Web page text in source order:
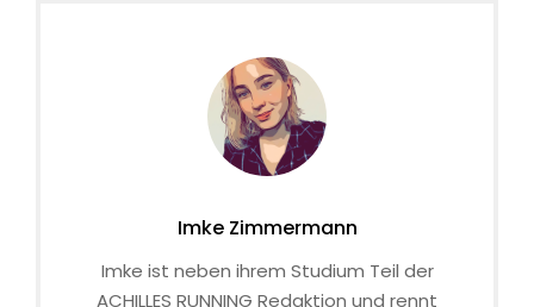
Imke Zimmermann
Imke ist neben ihrem Studium Teil der
ACHILLES RUNNING Redaktion und rennt